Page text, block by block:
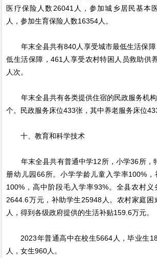
医疗保险人数26041人，参加城乡居民基本
人，参加生育保险人数16354人。
年末全县共有840人享受城市最低生活保障
低生活保障，461人享受农村特困人员救助供
人次。
年末全县共有各类提供住宿的民政服务机构
个。民政服务床位433张，其中养老服务床位
十、教育和科学技术
年末全县共有普通中学12所，小学36所，
册幼儿园66所。小学学龄儿童入学率100%
100%，高中阶段毛入学率93%。全县农村
2644.6万元，补助学生25948人。农村家庭困
人，得到各级政府提供的生活补贴159.6万元。
2023年普通高中在校生5664人，毕业生
人，女生960人。